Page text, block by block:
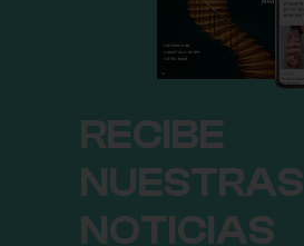
RECIBE
NUESTRAS
NOTICIAS